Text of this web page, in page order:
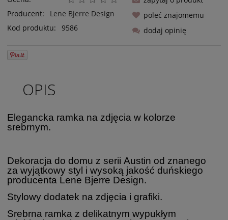
Producent:
Lene Bjerre Design
Kod produktu:
9586
poleć znajomemu
dodaj opinię
OPIS
Elegancka ramka na zdjęcia w kolorze
srebrnym.
Dekoracja do domu z serii Austin od znanego
za wyjątkowy styl i wysoką jakość duńskiego
producenta Lene Bjerre Design.
Stylowy dodatek na zdjęcia i grafiki.
Srebrna ramka z delikatnym wypukłym